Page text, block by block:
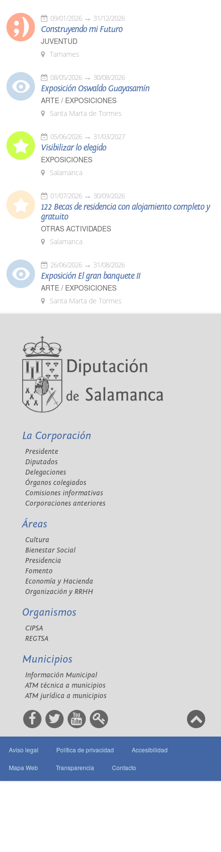
09/01/2026 31/12/2026
Construyendo mi Futuro
JUVENTUD
Tamames
08/05/2026 30/08/2026
Exposición Oswaldo Guayasamín
ARTE / EXPOSICIONES
Santa Marta de Tormes
05/06/2026 31/03/2027
Visibilizar lo elegido
EXPOSICIONES
Salamanca
01/07/2026 30/09/2026
122 Becas de residencia con alojamiento completo y
gratuito
OTRAS ACTIVIDADES
Salamanca
26/06/2026 31/08/2026
Exposición El gran banquete II
ARTE / EXPOSICIONES
Santa Marta de Tormes
La Corporación
Presidente
Diputados
Delegaciones
Órganos colegiados
Comisiones informativas
Corporaciones anteriores
Áreas
Cultura
Bienestar Social
Presidencia
Fomento
Economía y Hacienda
Organización y RRHH
Organismos
CIPSA
REGTSA
Municipios
Información Municipal
ATM técnica a municipios
ATM jurídica a municipios
Aviso legal Política de privacidad Accesibilidad
Mapa Web Transparencia Contacto